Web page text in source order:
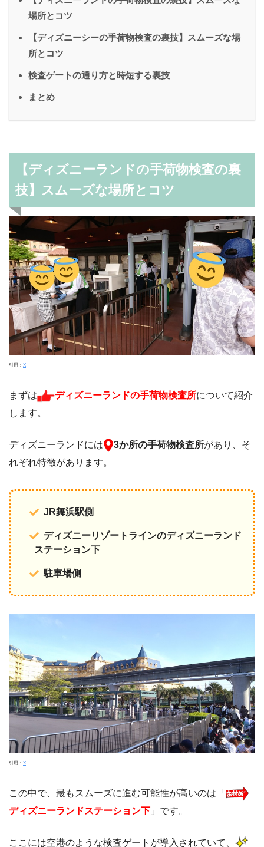
場所とコツ
【ディズニーシーの手荷物検査の裏技】スムーズな場
所とコツ
検査ゲートの通り方と時短する裏技
まとめ
【ディズニーランドの手荷物検査の裏
技】スムーズな場所とコツ
引用： X
まずは ディズニーランドの手荷物検査所について紹介
します。
ディズニーランドには 3か所の手荷物検査所があり、そ
れぞれ特徴があります。
JR舞浜駅側
ディズニーリゾートラインのディズニーランド
ステーション下
駐車場側
引用： X
この中で、最もスムーズに進む可能性が高いのは「
ディズニーランドステーション下 」です。
ここには空港のような検査ゲートが導入されていて、